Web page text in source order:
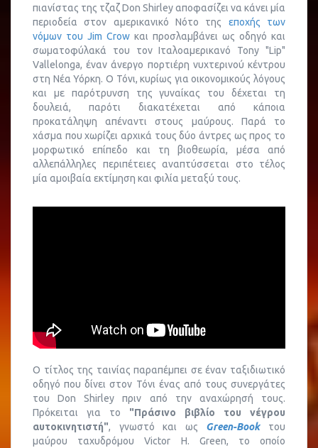
πιανίστας της τζαζ Don Shirley αποφασίζει να κάνει μία
περιοδεία στον αμερικανικό Νότο της εποχής των
νόμων του Jim Crow και προσλαμβάνει ως οδηγό και
σωματοφύλακά του τον Ιταλοαμερικανό Tony "Lip"
Vallelonga, έναν άνεργο πορτιέρη νυχτερινού κέντρου
στη Νέα Υόρκη. Ο Τόνι, κυρίως για οικονομικούς λόγους
και με παρότρυνση της γυναίκας του δέχεται τη
δουλειά, παρότι διακατέχεται από κάποια
προκατάληψη απέναντι στους μαύρους. Παρά το
χάσμα που χωρίζει αρχικά τους δύο άντρες ως προς το
μορφωτικό επίπεδο και τη βιοθεωρία, μέσα από
αλλεπάλληλες περιπέτειες αναπτύσσεται στο τέλος
μία αμοιβαία εκτίμηση και φιλία μεταξύ τους.
Ο τίτλος της ταινίας παραπέμπει σε έναν ταξιδιωτικό
οδηγό που δίνει στον Τόνι ένας από τους συνεργάτες
του Don Shirley πριν από την αναχώρησή τους.
Πρόκειται για το "Πράσινο βιβλίο του νέγρου
αυτοκινητιστή", γνωστό και ως Green-Bookτου
μαύρου ταχυδρόμου Victor H. Green, το οποίο